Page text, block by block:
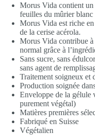
Morus Vida contient un
feuilles du mûrier
Morus Vida est riche
de la cerise acérola.
Morus Vida contribue
normal grâce à
Sans sucre, sans
sans agent de
Traitement soigneux et
Production soignée
Enveloppe de la gélule
purement végétal)
Matières premières
Fabriqué en Suisse
Végétalien